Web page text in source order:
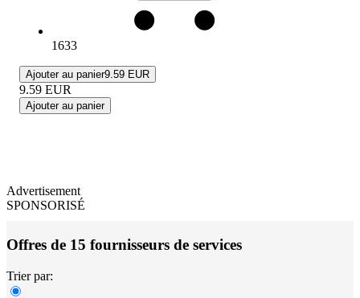
1633
Ajouter au panier9.59 EUR
9.59 EUR
Ajouter au panier
Advertisement
SPONSORISÉ
Offres de 15 fournisseurs de services
Trier par: